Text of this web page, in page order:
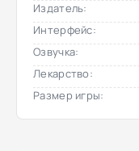
Издатель:
Интерфейс:
Озвучка:
Лекарство:
Размер игры: